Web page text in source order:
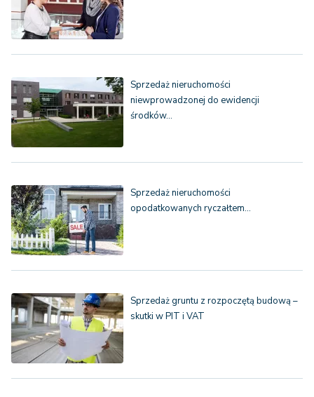
Sprzedaż nieruchomości
niewprowadzonej do ewidencji
środków…
Sprzedaż nieruchomości
opodatkowanych ryczałtem…
Sprzedaż gruntu z rozpoczętą budową –
skutki w PIT i VAT